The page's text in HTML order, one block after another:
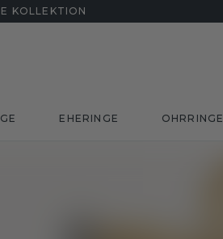
KOLLEKTION
EHERINGE OHRRINGE